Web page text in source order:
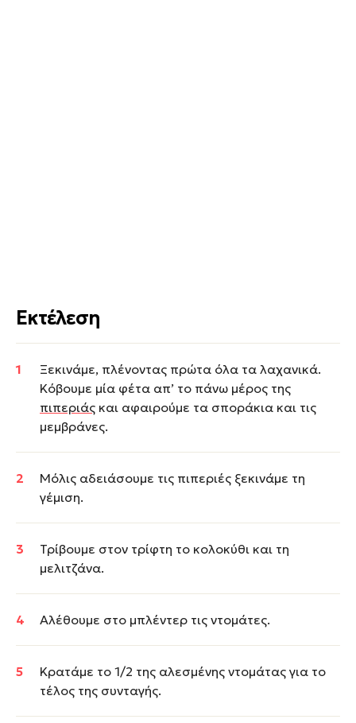
Εκτέλεση
Ξεκινάμε, πλένοντας πρώτα όλα τα λαχανικά.
Κόβουμε μία φέτα απ’ το πάνω μέρος της
πιπεριάς και αφαιρούμε τα σποράκια και τις
μεμβράνες.
Μόλις αδειάσουμε τις πιπεριές ξεκινάμε τη
γέμιση.
Τρίβουμε στον τρίφτη το κολοκύθι και τη
μελιτζάνα.
Αλέθουμε στο μπλέντερ τις ντομάτες.
Κρατάμε το 1/2 της αλεσμένης ντομάτας για το
τέλος της συνταγής.